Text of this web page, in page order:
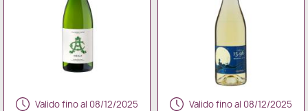
Valido fino al 08/12/2025 Valido fino al 08/12/2025